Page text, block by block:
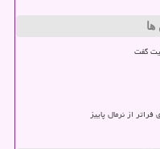
گفت
از نرمال پاییز